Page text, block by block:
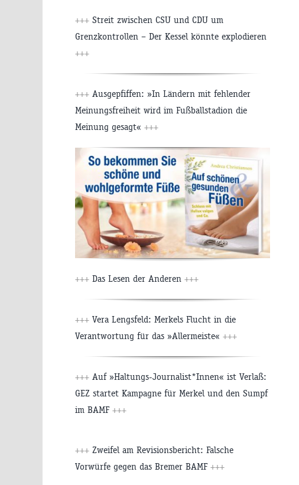
+++ Streit zwischen CSU und CDU um
Grenzkontrollen – Der Kessel könnte explodieren
+++
+++ Ausgepfiffen: »In Ländern mit fehlender
Meinungsfreiheit wird im Fußballstadion die
Meinung gesagt« +++
+++ Das Lesen der Anderen +++
+++ Vera Lengsfeld: Merkels Flucht in die
Verantwortung für das »Allermeiste« +++
+++ Auf »Haltungs-Journalist*Innen« ist Verlaß:
GEZ startet Kampagne für Merkel und den Sumpf
im BAMF +++
+++ Zweifel am Revisionsbericht: Falsche
Vorwürfe gegen das Bremer BAMF +++